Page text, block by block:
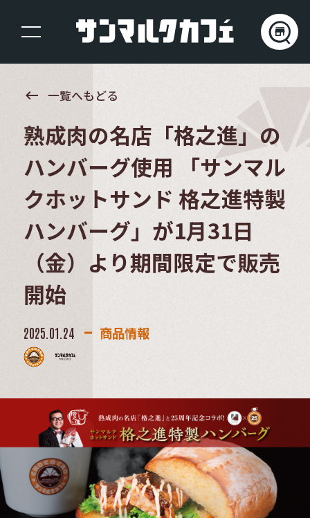
keyboard_backspace 一覧へもどる
熟成肉の名店「格之進」の
ハンバーグ使用 「サンマル
クホットサンド 格之進特製
ハンバーグ」が1月31日
（金）より期間限定で販売
開始
2025.01.24 商品情報